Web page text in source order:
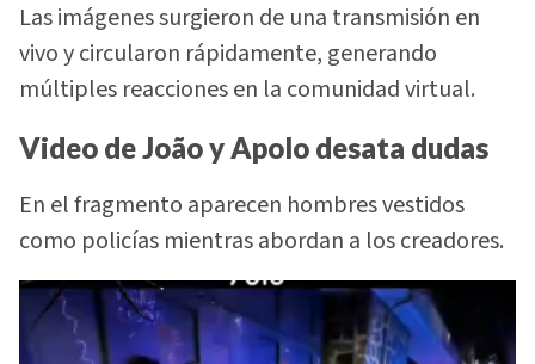
Las imágenes surgieron de una transmisión en
vivo y circularon rápidamente, generando
múltiples reacciones en la comunidad virtual.
Video de João y Apolo desata dudas
En el fragmento aparecen hombres vestidos
como policías mientras abordan a los creadores.